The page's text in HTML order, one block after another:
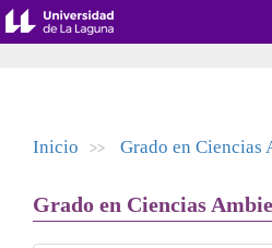
Inicio >> Grado en Ciencias
Grado en Ciencias